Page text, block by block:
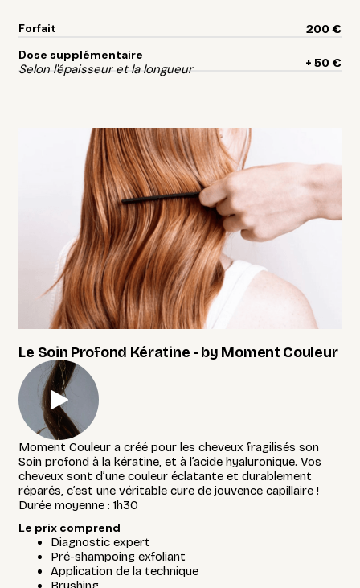
Forfait
200 €
Dose supplémentaire
Selon l'épaisseur et la longueur + 50 €
Le Soin Profond Kératine - by Moment Couleur
Moment Couleur a créé pour les cheveux fragilisés son
Soin profond à la kératine, et à l’acide hyaluronique. Vos
cheveux sont d’une couleur éclatante et durablement
réparés, c’est une véritable cure de jouvence capillaire !
Durée moyenne : 1h30
Le prix comprend
Diagnostic expert
Pré-shampoing exfoliant
Application de la technique